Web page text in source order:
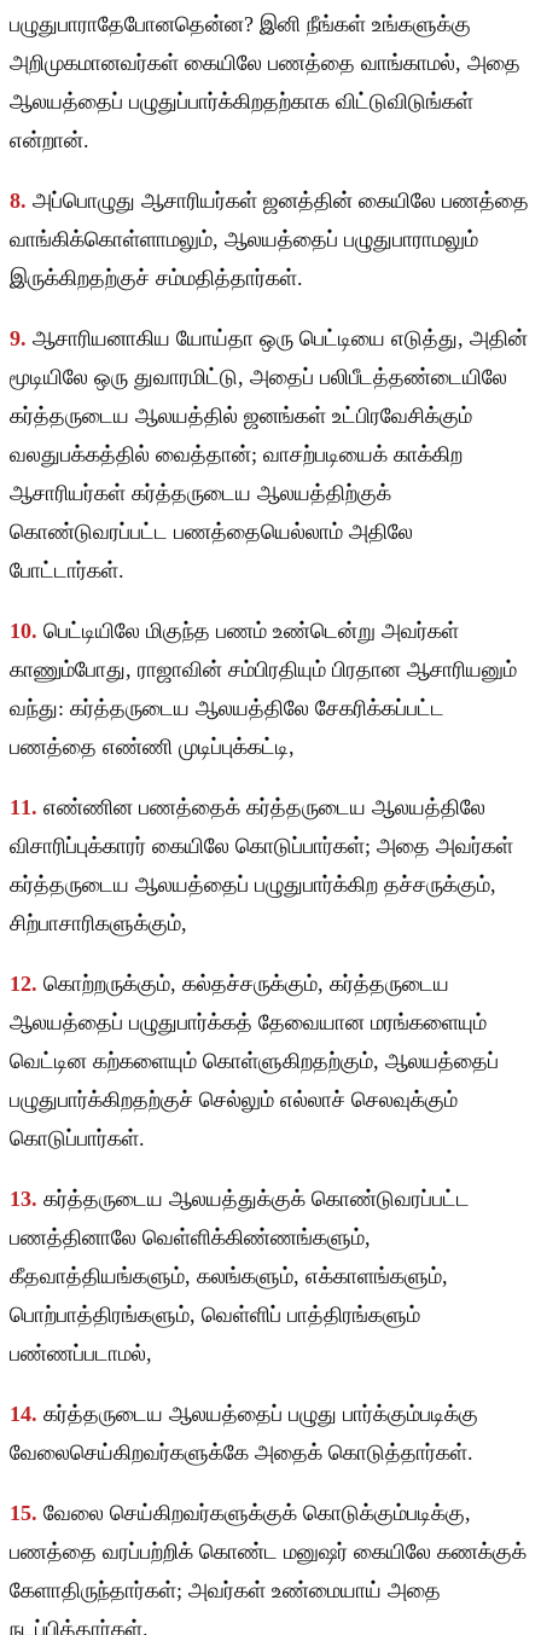
பழுதுபாராதேபோனதென்ன? இனி நீங்கள் உங்களுக்கு
அறிமுகமானவர்கள் கையிலே பணத்தை வாங்காமல், அதை
ஆலயத்தைப் பழுதுப்பார்க்கிறதற்காக விட்டுவிடுங்கள்
என்றான்.
8. அப்பொழுது ஆசாரியர்கள் ஜனத்தின் கையிலே பணத்தை
வாங்கிக்கொள்ளாமலும், ஆலயத்தைப் பழுதுபாராமலும்
இருக்கிறதற்குச் சம்மதித்தார்கள்.
9. ஆசாரியனாகிய யோய்தா ஒரு பெட்டியை எடுத்து, அதின்
மூடியிலே ஒரு துவாரமிட்டு, அதைப் பலிபீடத்தண்டையிலே
கர்த்தருடைய ஆலயத்தில் ஜனங்கள் உட்பிரவேசிக்கும்
வலதுபக்கத்தில் வைத்தான்; வாசற்படியைக் காக்கிற
ஆசாரியர்கள் கர்த்தருடைய ஆலயத்திற்குக்
கொண்டுவரப்பட்ட பணத்தையெல்லாம் அதிலே
போட்டார்கள்.
10. பெட்டியிலே மிகுந்த பணம் உண்டென்று அவர்கள்
காணும்போது, ராஜாவின் சம்பிரதியும் பிரதான ஆசாரியனும்
வந்து: கர்த்தருடைய ஆலயத்திலே சேகரிக்கப்பட்ட
பணத்தை எண்ணி முடிப்புக்கட்டி,
11. எண்ணின பணத்தைக் கர்த்தருடைய ஆலயத்திலே
விசாரிப்புக்காரர் கையிலே கொடுப்பார்கள்; அதை அவர்கள்
கர்த்தருடைய ஆலயத்தைப் பழுதுபார்க்கிற தச்சருக்கும்,
சிற்பாசாரிகளுக்கும்,
12. கொற்றருக்கும், கல்தச்சருக்கும், கர்த்தருடைய
ஆலயத்தைப் பழுதுபார்க்கத் தேவையான மரங்களையும்
வெட்டின கற்களையும் கொள்ளுகிறதற்கும், ஆலயத்தைப்
பழுதுபார்க்கிறதற்குச் செல்லும் எல்லாச் செலவுக்கும்
கொடுப்பார்கள்.
13. கர்த்தருடைய ஆலயத்துக்குக் கொண்டுவரப்பட்ட
பணத்தினாலே வெள்ளிக்கிண்ணங்களும்,
கீதவாத்தியங்களும், கலங்களும், எக்காளங்களும்,
பொற்பாத்திரங்களும், வெள்ளிப் பாத்திரங்களும்
பண்ணப்படாமல்,
14. கர்த்தருடைய ஆலயத்தைப் பழுது பார்க்கும்படிக்கு
வேலைசெய்கிறவர்களுக்கே அதைக் கொடுத்தார்கள்.
15. வேலை செய்கிறவர்களுக்குக் கொடுக்கும்படிக்கு,
பணத்தை வரப்பற்றிக் கொண்ட மனுஷர் கையிலே கணக்குக்
கேளாதிருந்தார்கள்; அவர்கள் உண்மையாய் அதை
நடப்பித்தார்கள்.